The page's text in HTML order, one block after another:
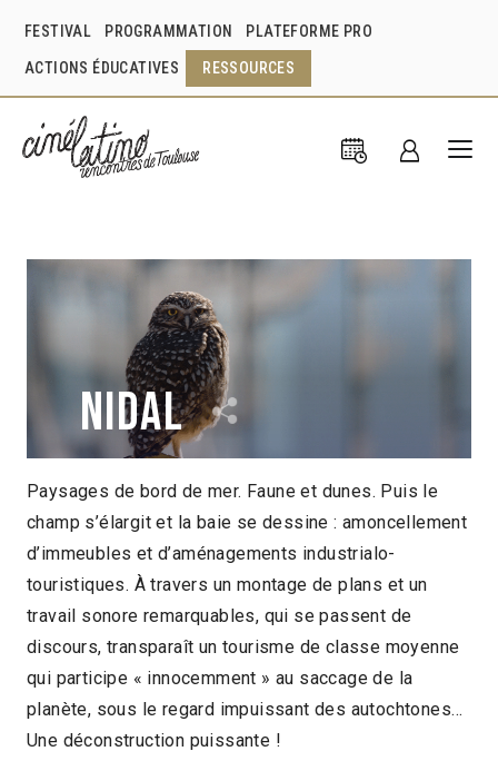
FESTIVAL PROGRAMMATION PLATEFORME PRO
ACTIONS ÉDUCATIVES RESSOURCES
Nidal
Felipe Sigala Josefina Pérez-García
Chili
2021
1h01
2022 > Découvertes Documentaire
Paysages de bord de mer. Faune et dunes. Puis le
champ s’élargit et la baie se dessine : amoncellement
d’immeubles et d’aménagements industrialo-
touristiques. À travers un montage de plans et un
travail sonore remarquables, qui se passent de
discours, transparaît un tourisme de classe moyenne
qui participe « innocemment » au saccage de la
planète, sous le regard impuissant des autochtones…
Une déconstruction puissante !